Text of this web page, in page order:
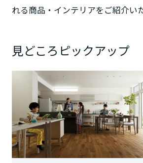
れる商品・インテリアをご紹介い
見どころピックアップ
三重県
近畿エリア
滋賀県
京都府
大阪府